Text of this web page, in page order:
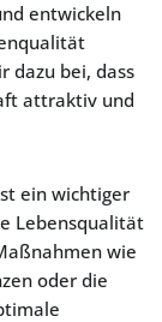
entwickeln
dazu bei, dass
attraktiv und
ein wichtiger
Lebensqualität
wie
oder die